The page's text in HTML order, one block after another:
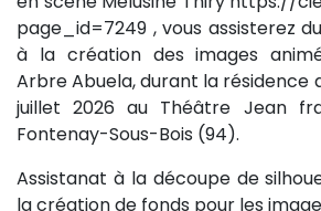
page_id=7249 , vous assisterez
à la création des images
Arbre Abuela, durant la résidence
juillet 2026 au Théâtre Jean
Fontenay-Sous-Bois (94).
Assistanat à la découpe de
la création de fonds pour les